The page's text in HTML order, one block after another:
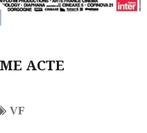
ACTE
VF